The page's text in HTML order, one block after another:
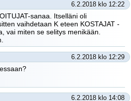
6.2.2018 klo 12:22
sanaa. Itselläni oli
vaihdetaan K eteen KOSTAJAT -
vai miten se selitys menikään.
6.2.2018 klo 12:29
6.2.2018 klo 14:08